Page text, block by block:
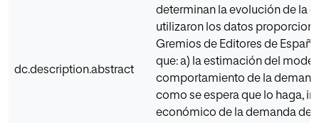
dc.description.abstract
determinan la evolución de la
utilizaron los datos
Gremios de Editores de
que: a) la estimación del
comportamiento de la
como se espera que lo haga,
económico de la demanda de